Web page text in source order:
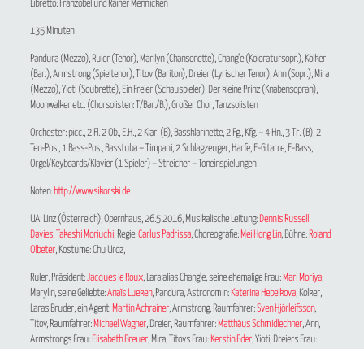
Libretto: Franzobel und Rainer Mennicken
135 Minuten
Pandura (Mezzo), Ruler (Tenor), Marilyn (Chansonette), Chang’e (Koloratursopr.), Kolker
(Bar.), Armstrong (Spieltenor), Titov (Bariton), Dreier (Lyrischer Tenor), Ann (Sopr.), Mira
(Mezzo), Yioti (Soubrette), Ein Freier (Schauspieler), Der kleine Prinz (Knabensopran),
Moonwalker etc. (Chorsolisten: T/Bar./B.), Großer Chor, Tanzsolisten
Orchester: picc., 2 Fl. 2 Ob., E.H., 2 Klar. (B), Bassklarinette, 2 Fg., Kfg. – 4 Hn., 3 Tr. (B), 2
Ten-Pos., 1 Bass-Pos., Basstuba – Timpani, 2 Schlagzeuger, Harfe, E-Gitarre, E-Bass,
Orgel/Keyboards/Klavier (1 Spieler) – Streicher – Toneinspielungen
Noten: http://www.sikorski.de
UA: Linz (Österreich), Opernhaus, 26.5.2016, Musikalische Leitung: Dennis Russell
Davies,Takeshi Moriuchi, Regie:Carlus Padrissa, Choreografie: Mei Hong Lin, Bühne: Roland
Olbeter, Kostüme: Chu Uroz,
Ruler, Präsident:Jacques le Roux, Lara alias Chang’e, seine ehemalige Frau: Mari Moriya,
Marylin, seine Geliebte:Anaïs Lueken, Pandura, Astronomin: Katerina Hebelkova, Kolker,
Laras Bruder, ein Agent: Martin Achrainer, Armstrong, Raumfahrer:Sven Hjörleifsson,
Titov, Raumfahrer: Michael Wagner, Dreier, Raumfahrer: Matthäus Schmidlechner, Ann,
Armstrongs Frau: Elisabeth Breuer, Mira, Titovs Frau: Kerstin Eder, Yioti, Dreiers Frau: